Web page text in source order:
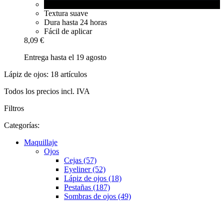
Textura suave
Dura hasta 24 horas
Fácil de aplicar
8,09 €
Entrega hasta el 19 agosto
Lápiz de ojos: 18 artículos
Todos los precios incl. IVA
Filtros
Categorías:
Maquillaje
Ojos
Cejas (57)
Eyeliner (52)
Lápiz de ojos (18)
Pestañas (187)
Sombras de ojos (49)